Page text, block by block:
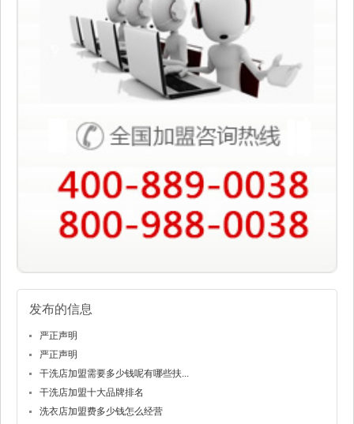
发布的信息
严正声明
严正声明
干洗店加盟需要多少钱呢有哪些扶...
干洗店加盟十大品牌排名
洗衣店加盟费多少钱怎么经营